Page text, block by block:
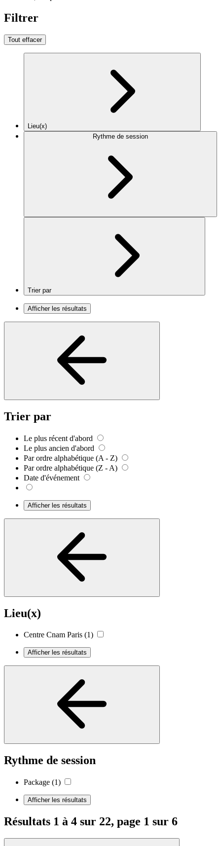
Filtrer
Tout effacer
Lieu(x)
Rythme de session
Trier par
Afficher les résultats
Trier par
Le plus récent d'abord
Le plus ancien d'abord
Par ordre alphabétique (A - Z)
Par ordre alphabétique (Z - A)
Date d'événement
Afficher les résultats
Lieu(x)
Centre Cnam Paris (1)
Afficher les résultats
Rythme de session
Package (1)
Afficher les résultats
Résultats 1 à 4 sur 22, page 1 sur 6